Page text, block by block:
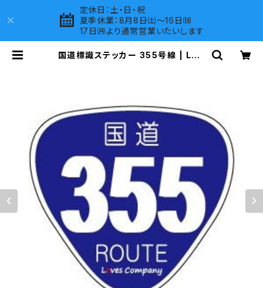
定休日：土・日・祝
夏季休業：8月8日㈯～16日㈰
17日㈪より通常営業いたいします
国道標識ステッカー 355号線 | LOV